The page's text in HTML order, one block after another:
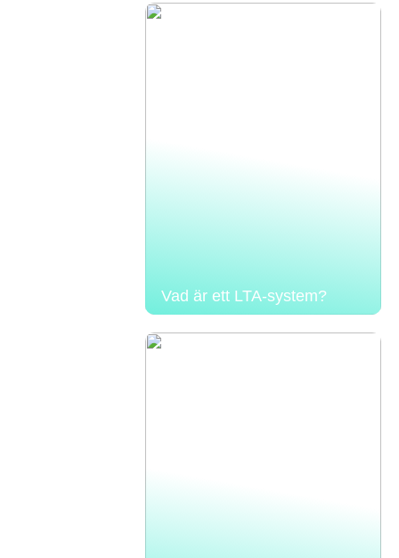
Vad är ett LTA-system?